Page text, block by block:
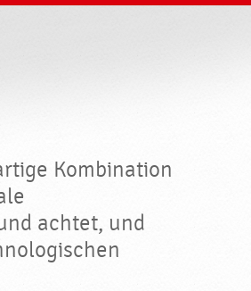
Kombination
achtet, und